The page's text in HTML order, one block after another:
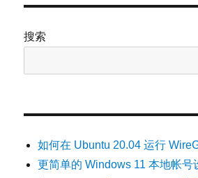
搜索
如何在 Ubuntu 20.04 运行
更简单的 Windows 11 本地帐号